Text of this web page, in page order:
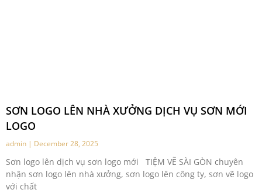
SƠN LOGO LÊN NHÀ XƯỞNG DỊCH VỤ SƠN MỚI
LOGO
admin December 28, 2025
Sơn logo lên dịch vụ sơn logo mới TIỆM VẼ SÀI GÒN chuyên
nhận sơn logo lên nhà xưởng, sơn logo lên công ty, sơn vẽ logo
với chất